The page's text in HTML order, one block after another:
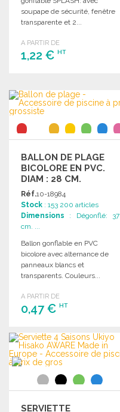
soupape de sécurité, fenêtre
transparente et 2...
A PARTIR DE
1,22 € HT
Demander un devis
BALLON DE PLAGE
BICOLORE EN PVC.
DIAM : 28 CM.
Réf.10-18984
Stock : 153 200 articles
Dimensions : Dégonflé: 37
cm. ...
Ballon gonflable en PVC
bicolore avec alternance de
panneaux blancs et
transparents. Couleurs...
A PARTIR DE
0,47 € HT
COMMANDER
Demander un devis
SERVIETTE